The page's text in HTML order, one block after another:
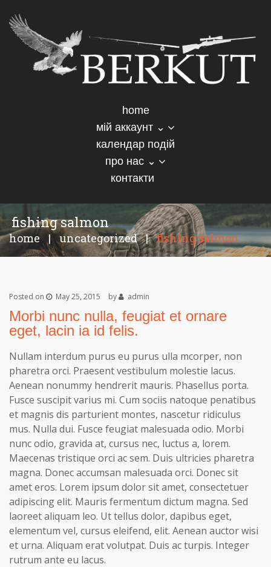
home
мій аккаунт ⌄
календар подій
про нас ⌄
контакти
fishing salmon
home | uncategorized | fishing salmon
Posted on May 25, 2015 by admin
Morbi nunc nulla, feugiat et ornare
eget, lacin ia id felis.
Nullam interdum purus eu purus ulla mcorper, non
pharetra orci. Praesent vestibulum molestie lacus.
Aenean nonummy hendrerit mauris. Phasellus porta.
Fusce suscipit varius mi. Cum sociis natoque penatibus
et magnis dis parturient montes, nascetur ridiculus
mus. Nulla dui. Fusce feugiat malesuada odio. Morbi
nunc odio, gravida at, cursus nec, luctus a, lorem.
Maecenas tristique orci ac sem. Duis ultricies pharetra
magna. Donec accumsan malesuada orci. Donec sit
amet eros. Lorem ipsum dolor sit amet, consectetuer
adipiscing elit. Mauris fermentum dictum magna. Sed
laoreet aliquam leo. Ut tellus dolor, dapibus eget,
elementum vel, cursus eleifend, elit. Aenean auctor wisi
et urna. Aliquam erat volutpat. Duis ac turpis. Integer
rutrum ante eu lacus.